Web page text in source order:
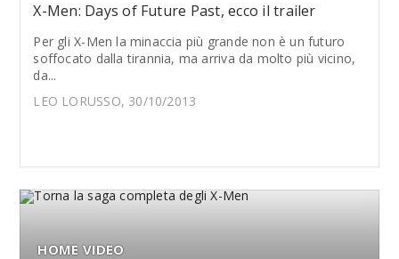
X-Men: Days of Future Past, ecco il trailer
Per gli X-Men la minaccia più grande non è un futuro
soffocato dalla tirannia, ma arriva da molto più vicino,
da...
LEO LORUSSO, 30/10/2013
HOME VIDEO